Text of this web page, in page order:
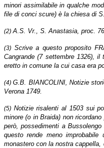
minori assimilabile in qualche
file di conci scure) è la chiesa di
(2)A.S. Vr., S. Anastasia, proc.
(3) Scrive a questo proposito
Cangrande (7 settembre 1326),
eretto in comune la cui casa era
(4)G.B. BIANCOLINI, Notizie
Verona 1749.
(5) Notizie risalenti al 1503 sui
minore (o in Braida) non
però, possedimenti a
questo rende meno improbabile
monastero con la nostra